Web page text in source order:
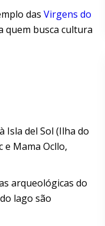
das Virgens do
quem busca cultura
Isla del Sol (Ilha do
e Mama Ocllo,
arqueológicas do
lago são